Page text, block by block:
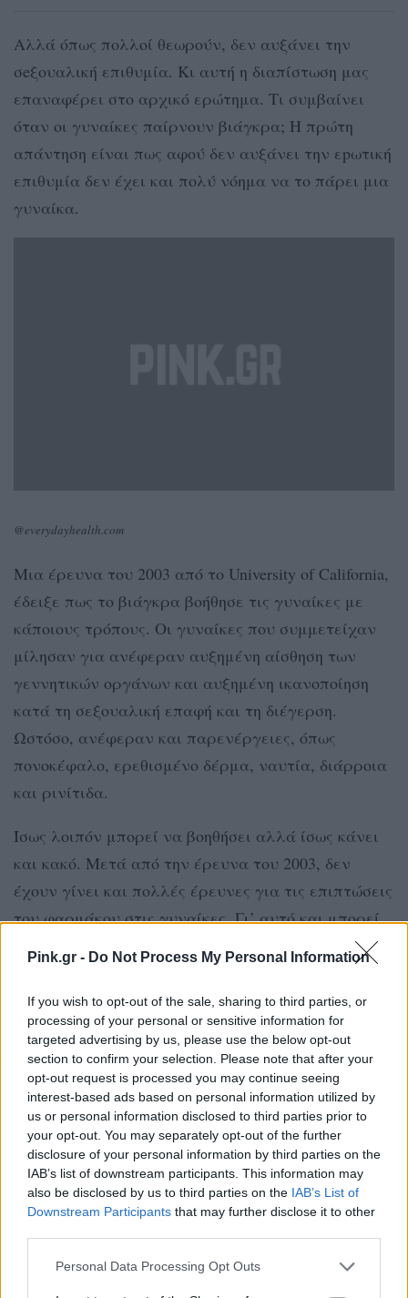
Pink.gr - Do Not Process My Personal Information
If you wish to opt-out of the sale, sharing to third parties, or
processing of your personal or sensitive information for
targeted advertising by us, please use the below opt-out
section to confirm your selection. Please note that after your
opt-out request is processed you may continue seeing
interest-based ads based on personal information utilized by
us or personal information disclosed to third parties prior to
your opt-out. You may separately opt-out of the further
disclosure of your personal information by third parties on the
IAB’s list of downstream participants. This information may
also be disclosed by us to third parties on the IAB’s List of
Downstream Participants that may further disclose it to other
Personal Data Processing Opt Outs
Αλλά όπως πολλοί θεωρούν, δεν αυξάνει την
σeξουαλική επιθυμία. Κι αυτή η διαπίστωση μας
επαναφέρει στο αρχικό ερώτημα. Τι συμβαίνει
όταν οι γυναίκες παίρνουν βιάγκρα; Η πρώτη
απάντηση είναι πως αφού δεν αυξάνει την εpωτική
επιθυμία δεν έχει και πολύ νόημα να το πάρει μια
γυναίκα.
@everydayhealth.com
Μια έρευνα του 2003 από το University of California,
έδειξε πως το βιάγκρα βοήθησε τις γυναίκες με
κάποιους τρόπους. Οι γυναίκες που συμμετείχαν
μίλησαν για ανέφεραν αυξημένη αίσθηση των
γεννητικών οργάνων και αυξημένη ικανοποίηση
κατά τη σεξουαλική επαφή και τη διέγερση.
Ωστόσο, ανέφεραν και παρενέργειες, όπως
πονοκέφαλο, ερεθισμένο δέρμα, ναυτία, διάρροια
και ρινίτιδα.
Ίσως λοιπόν μπορεί να βοηθήσει αλλά ίσως κάνει
και κακό. Μετά από την έρευνα του 2003, δεν
έχουν γίνει και πολλές έρευνες για τις επιπτώσεις
του φαρμάκου στις γυναίκες. Γι’ αυτό και μπορεί
να έχει κάποιες άγνωστες παρενέργειες μόνο για
τις γυναίκες που παραμένουν άγνωστες. Οπότε, το
συμπέρασμα που βγαίνει είναι πως δεν έχει
ιδιαίτερο νόημα για μια γυναίκα να πάρει
βιάγκρα. Το λιπαντικό είναι ίσως πιο χρήσιμο,
αφού η κολπική ξηρότητα μπορεί να είναι μεγάλος
ανασταλτικός παράγοντας για την σeξουαλική
ευχαρίστηση.
Άλλωστε από το 2015, η Αμερικανική Υπηρεσία
Φαρμάκων και Τροφίμων δεν επιτρέπει την χρήση
του φαρμάκου για τις γυναίκες. Θα πρέπει πάντα
να συμβουλεύστε τον γιατρό σας για οποιοδήποτε